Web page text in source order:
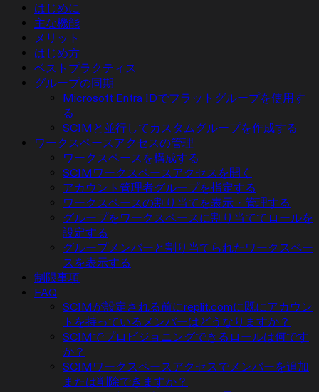
はじめに
主な機能
メリット
はじめ方
ベストプラクティス
グループの同期
Microsoft Entra IDでフラットグループを使用す
る
SCIMと並行してカスタムグループを作成する
ワークスペースアクセスの管理
ワークスペースを構成する
SCIMワークスペースアクセスを開く
アカウント管理者グループを指定する
ワークスペースの割り当てを表示・管理する
グループをワークスペースに割り当ててロールを
設定する
グループメンバーと割り当てられたワークスペー
スを表示する
制限事項
FAQ
SCIMが設定される前にreplit.comに既にアカウン
トを持っているメンバーはどうなりますか？
SCIMでプロビジョニングできるロールは何です
か？
SCIMワークスペースアクセスでメンバーを追加
または削除できますか？